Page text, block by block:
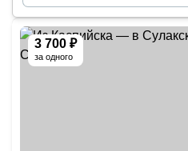
3 700 ₽
за одного